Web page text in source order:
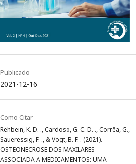
Publicado
2021-12-16
Como Citar
Rehbein, K. D. ., Cardoso, G. C. D. ., Corrêa, G.,
Saueressig, F. ., & Vogt, B. F. . (2021).
OSTEONECROSE DOS MAXILARES
ASSOCIADA A MEDICAMENTOS: UMA